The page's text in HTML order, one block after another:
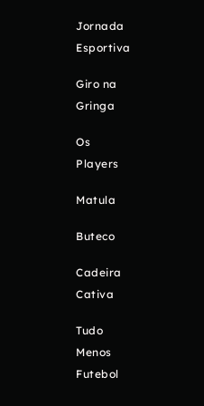
Jornada
Esportiva
Giro na
Gringa
Os
Players
Matula
Buteco
Cadeira
Cativa
Tudo
Menos
Futebol